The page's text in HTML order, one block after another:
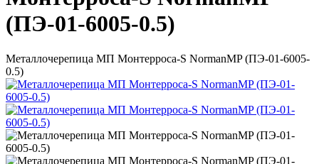
(ПЭ-01-6005-0.5)
Металлочерепица МП Монтерроса-S NormanMP (ПЭ-01-6005-
0.5)